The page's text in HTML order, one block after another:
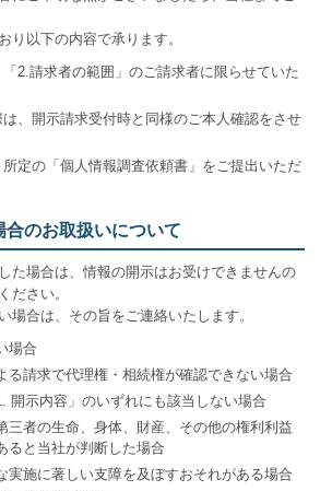
り以下の内容で承ります。
2.請求者の範囲」のご請求者に限らせていた
、開示請求受付時と同様のご本人確認をさせ
定の「個人情報調査依頼書」をご提出いただ
合のお取扱いについて
た場合は、情報の開示はお受けできませんの
ださい。
場合は、その旨をご連絡いたします。
場合
る請求で代理権・相続権が確認できない場合
開示内容」のいずれにも該当しない場合
三者の生命、身体、財産、その他の権利利益
ると当社が判断した場合
実施に著しい支障を及ぼすおそれがある場合